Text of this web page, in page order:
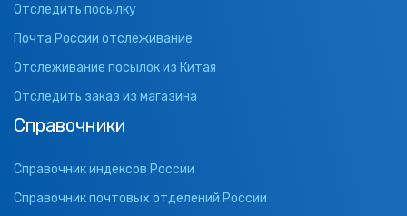
Отследить посылку
Почта России отслеживание
Отслеживание посылок из Китая
Отследить заказ из магазина
Справочники
Справочник индексов России
Справочник почтовых отделений России